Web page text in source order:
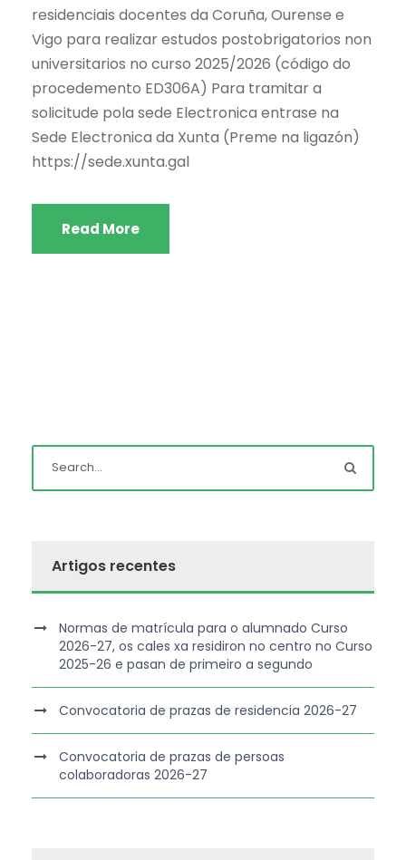
residenciais docentes da Coruña, Ourense e
Vigo para realizar estudos postobrigatorios non
universitarios no curso 2025/2026 (código do
procedemento ED306A) Para tramitar a
solicitude pola sede Electronica entrase na
Sede Electronica da Xunta (Preme na ligazón)
https://sede.xunta.gal
Read More
Artigos recentes
Normas de matrícula para o alumnado Curso
2026-27, os cales xa residiron no centro no Curso
2025-26 e pasan de primeiro a segundo
Convocatoria de prazas de residencia 2026-27
Convocatoria de prazas de persoas
colaboradoras 2026-27